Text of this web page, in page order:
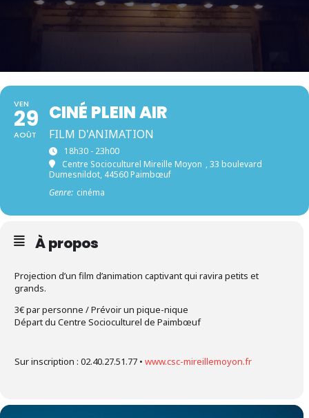
VEN
29
AOÛT
CINÉ PLEIN AIR
FILM D'ANIMATION
18h30 - 23h00
Centre Socioculturel Mireille Moyon , 33 boulevard
Dumesnildot, 44560 Paimbœuf
Genre: cinéma
À propos
Projection d’un film d’animation captivant qui ravira petits et
grands.
3€ par personne / Prévoir un pique-nique
Départ du Centre Socioculturel de Paimbœuf
Sur inscription : 02.40.27.51.77 • www.csc-mireillemoyon.fr